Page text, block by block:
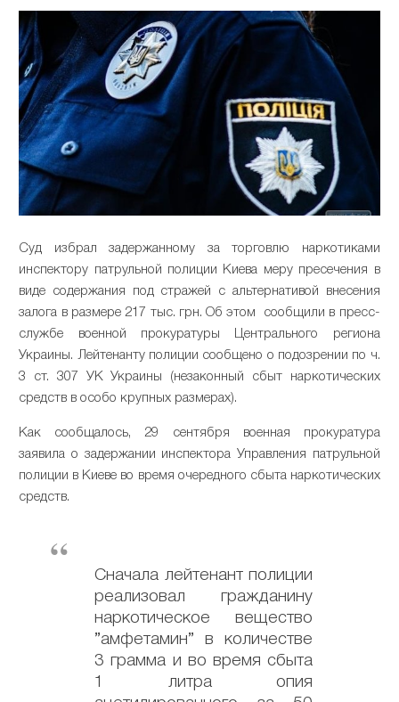
Суд избрал задержанному за торговлю наркотиками
инспектору патрульной полиции Киева меру пресечения в
виде содержания под стражей с альтернативой внесения
залога в размере 217 тыс. грн. Об этом сообщили в пресс-
службе военной прокуратуры Центрального региона
Украины. Лейтенанту полиции сообщено о подозрении по ч.
3 ст. 307 УК Украины (незаконный сбыт наркотических
средств в особо крупных размерах).
Как сообщалось, 29 сентября военная прокуратура
заявила о задержании инспектора Управления патрульной
полиции в Киеве во время очередного сбыта наркотических
средств.
Сначала лейтенант полиции
реализовал гражданину
наркотическое вещество
”амфетамин” в количестве
3 грамма и во время сбыта
1 литра опия